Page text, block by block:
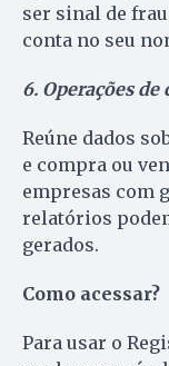
ser sinal de
conta no seu
6. Operações de
Reúne dados
e compra ou
empresas com
relatórios
gerados.
Como acessar?
Para usar o